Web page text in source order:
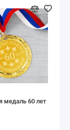
медаль 60 лет